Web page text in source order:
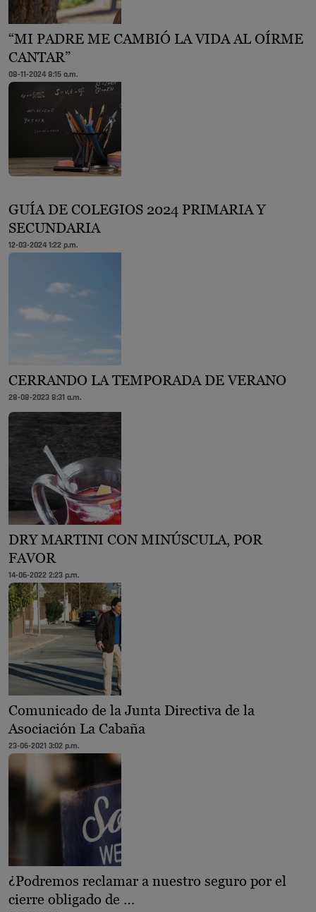
“MI PADRE ME CAMBIÓ LA VIDA AL OÍRME
CANTAR”
08-11-2024 8:15 a.m.
GUÍA DE COLEGIOS 2024 PRIMARIA Y
SECUNDARIA
12-03-2024 1:22 p.m.
CERRANDO LA TEMPORADA DE VERANO
28-08-2023 8:31 a.m.
DRY MARTINI CON MINÚSCULA, POR
FAVOR
14-06-2022 2:23 p.m.
Comunicado de la Junta Directiva de la
Asociación La Cabaña
23-06-2021 3:02 p.m.
¿Podremos reclamar a nuestro seguro por el
cierre obligado de …